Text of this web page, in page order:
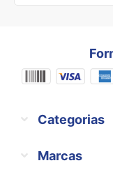
Categorias
Marcas